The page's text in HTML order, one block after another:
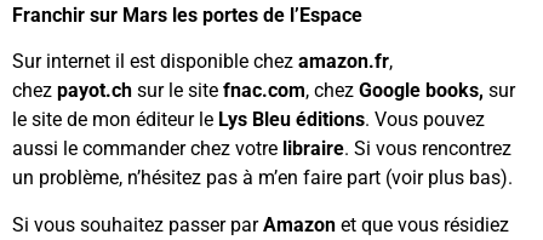
Franchir sur Mars les portes de l’Espace
Sur internet il est disponible chez amazon.fr,
chez payot.ch sur le site fnac.com, chez Google books, sur
le site de mon éditeur le Lys Bleu éditions. Vous pouvez
aussi le commander chez votre libraire. Si vous rencontrez
un problème, n’hésitez pas à m’en faire part (voir plus bas).
Si vous souhaitez passer parAmazon et que vous résidiez